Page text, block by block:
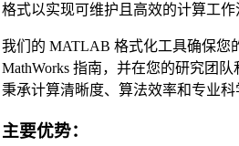
格式以实现可维护且高效的计算工作
我们的 MATLAB 格式化工具确保您
MathWorks 指南，并在您的研究团队
秉承计算清晰度、算法效率和专业科
主要优势：